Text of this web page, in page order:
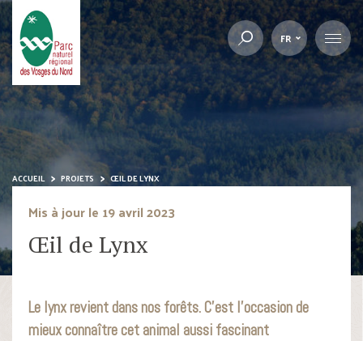
FR
ACCUEIL PROJETS ŒIL DE LYNX
Mis à jour le 19 avril 2023
Œil de Lynx
Le lynx revient dans nos forêts. C’est l’occasion de
mieux connaître cet animal aussi fascinant